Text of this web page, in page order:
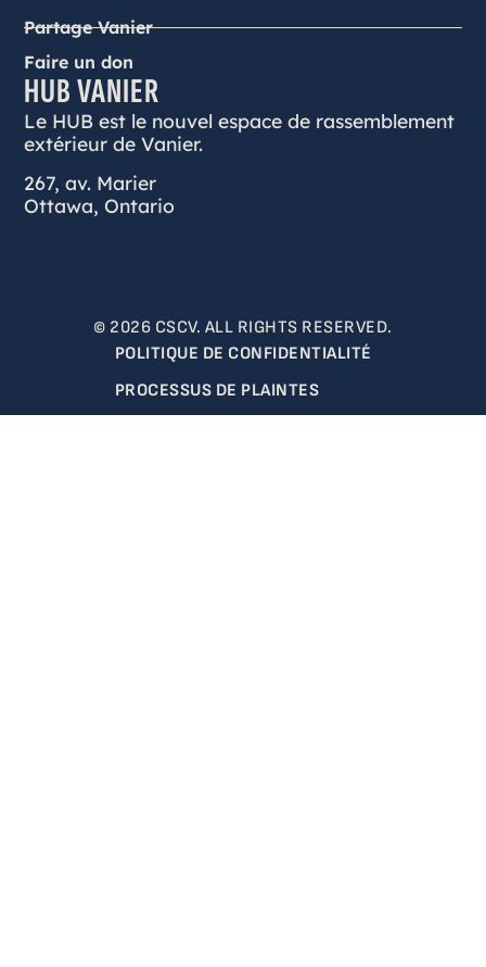
Partage Vanier
Faire un don
HUB VANIER
Le HUB est le nouvel espace de rassemblement
extérieur de Vanier.
267, av. Marier
Ottawa, Ontario
© 2026 CSCV. ALL RIGHTS RESERVED.
POLITIQUE DE CONFIDENTIALITÉ
PROCESSUS DE PLAINTES